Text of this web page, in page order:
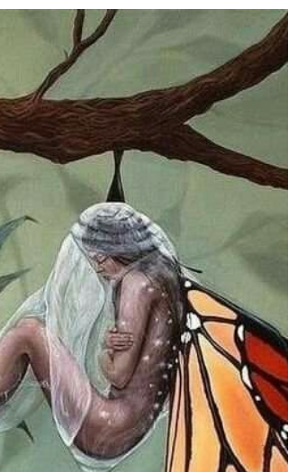
exposées à la guerre portent, dans leur
biologie même, les empreintes des
violences vécues par leurs parents et
grands-parents